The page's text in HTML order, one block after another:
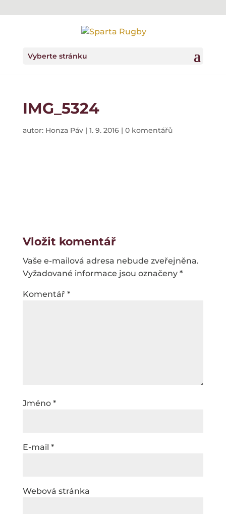
Vyberte stránku
IMG_5324
autor: Honza Páv| 1. 9. 2016| 0 komentářů
Vložit komentář
Vaše e-mailová adresa nebude zveřejněna.
Vyžadované informace jsou označeny *
Komentář *
Jméno *
E-mail *
Webová stránka